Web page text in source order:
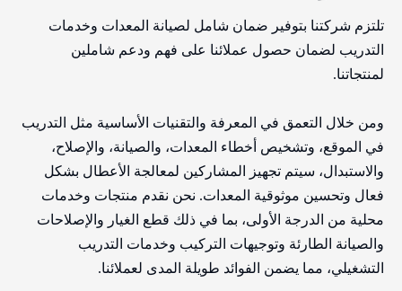
تلتزم شركتنا بتوفير ضمان شامل لصيانة المعدات وخدمات
التدريب لضمان حصول عملائنا على فهم ودعم شاملين
لمنتجاتنا.
ومن خلال التعمق في المعرفة والتقنيات الأساسية مثل التدريب
في الموقع، وتشخيص أخطاء المعدات، والصيانة، والإصلاح،
والاستبدال، سيتم تجهيز المشاركين لمعالجة الأعطال بشكل
فعال وتحسين موثوقية المعدات. نحن نقدم منتجات وخدمات
محلية من الدرجة الأولى، بما في ذلك قطع الغيار والإصلاحات
والصيانة الطارئة وتوجيهات التركيب وخدمات التدريب
التشغيلي، مما يضمن الفوائد طويلة المدى لعملائنا.